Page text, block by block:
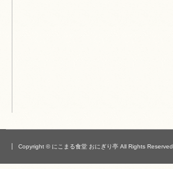
Copyright © にこまる食堂 おにぎり亭 All Rights Reserved.